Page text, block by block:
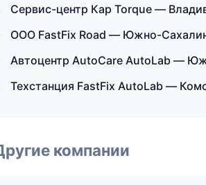
Сервис-центр Кар Torque —
ООО FastFix Road — Южно-
Автоцентр AutoCare AutoLab —
Техстанция FastFix AutoLab —
компании